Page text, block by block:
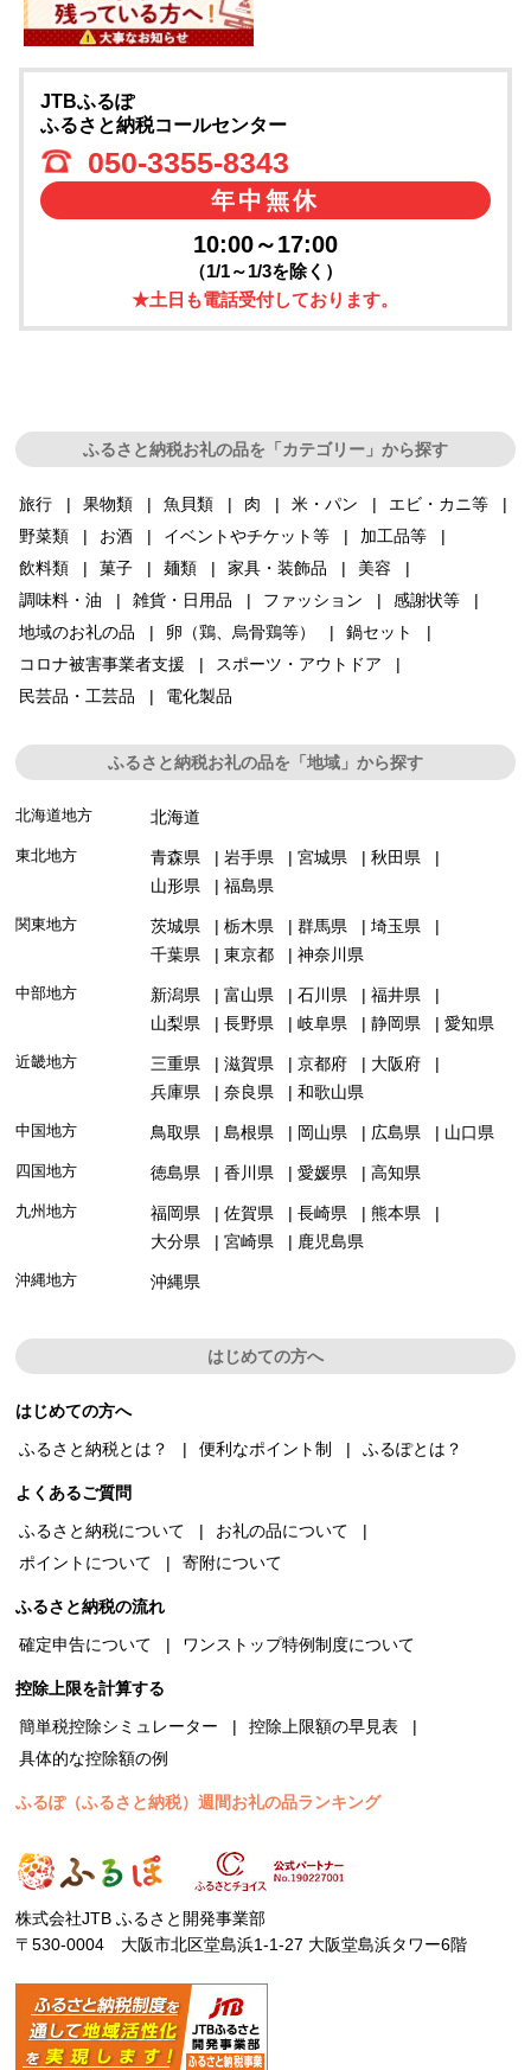
JTBふるぽ
ふるさと納税コールセンター
050-3355-8343
年中無休
10:00～17:00
（1/1～1/3を除く）
★土日も電話受付しております。
ふるさと納税お礼の品を「カテゴリー」から探す
旅行 果物類 魚貝類 肉 米・パン
エビ・カニ等
野菜類
お酒 イベントやチケット等
加工品等
飲料類
菓子 麺類 家具・装飾品
美容
調味料・油
雑貨・日用品 ファッション
感謝状等
地域のお礼の品
卵（鶏、烏骨鶏等）
鍋セット
コロナ被害事業者支援
スポーツ・アウトドア
民芸品・工芸品
電化製品
ふるさと納税お礼の品を「地域」から探す
北海道地方 北海道
東北地方 青森県 岩手県 宮城県
秋田県
山形県
福島県
関東地方 茨城県 栃木県 群馬県
埼玉県
千葉県
東京都 神奈川県
中部地方 新潟県 富山県 石川県
福井県
山梨県
長野県 岐阜県 静岡県 愛知県
近畿地方 三重県 滋賀県 京都府
大阪府
兵庫県
奈良県 和歌山県
中国地方 鳥取県 島根県 岡山県 広島県 山口県
四国地方 徳島県 香川県 愛媛県 高知県
九州地方 福岡県 佐賀県 長崎県
熊本県
大分県
宮崎県 鹿児島県
沖縄地方 沖縄県
はじめての方へ
はじめての方へ
ふるさと納税とは？
便利なポイント制 ふるぽとは？
よくあるご質問
ふるさと納税について
お礼の品について
ポイントについて
寄附について
ふるさと納税の流れ
確定申告について
ワンストップ特例制度について
控除上限を計算する
簡単税控除シミュレーター
控除上限額の早見表
具体的な控除額の例
ふるぽ（ふるさと納税）週間お礼の品ランキング
株式会社JTB ふるさと開発事業部
〒530-0004 大阪市北区堂島浜1-1-27 大阪堂島浜タワー6階